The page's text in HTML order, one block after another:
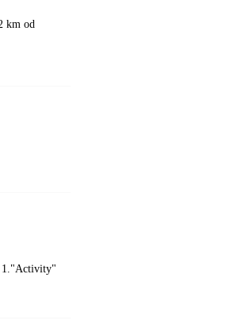
km od
1."Activity"